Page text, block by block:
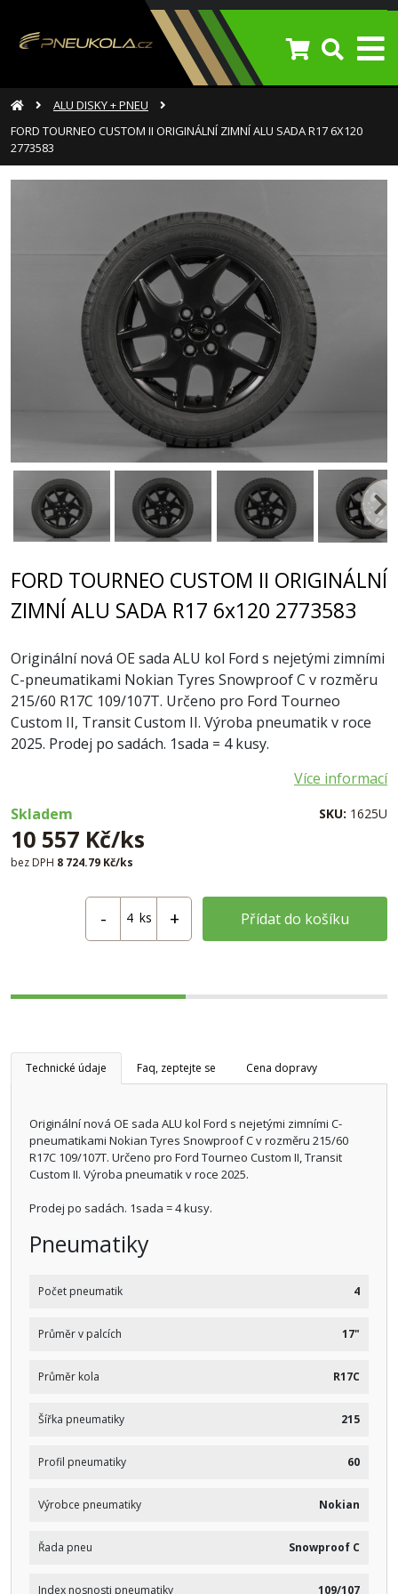
ALU DISKY + PNEU
FORD TOURNEO CUSTOM II ORIGINÁLNÍ ZIMNÍ ALU SADA R17 6X120
2773583
FORD TOURNEO CUSTOM II ORIGINÁLNÍ
ZIMNÍ ALU SADA R17 6x120 2773583
Originální nová OE sada ALU kol Ford s nejetými zimními
C-pneumatikami Nokian Tyres Snowproof C v rozměru
215/60 R17C 109/107T. Určeno pro Ford Tourneo
Custom II, Transit Custom II. Výroba pneumatik v roce
2025. Prodej po sadách. 1sada = 4 kusy.
Více informací
Skladem
SKU: 1625U
10 557 Kč/ks
bez DPH 8 724.79 Kč/ks
ks Přídat do košíku
Technické údaje Faq, zeptejte se Cena dopravy
Originální nová OE sada ALU kol Ford s nejetými zimními C-
pneumatikami Nokian Tyres Snowproof C v rozměru 215/60
R17C 109/107T. Určeno pro Ford Tourneo Custom II, Transit
Custom II. Výroba pneumatik v roce 2025.
Prodej po sadách. 1sada = 4 kusy.
Pneumatiky
Počet pneumatik 4
Průměr v palcích 17"
Průměr kola R17C
Šířka pneumatiky 215
Profil pneumatiky 60
Výrobce pneumatiky Nokian
Řada pneu Snowproof C
Index nosnosti pneumatiky 109/107